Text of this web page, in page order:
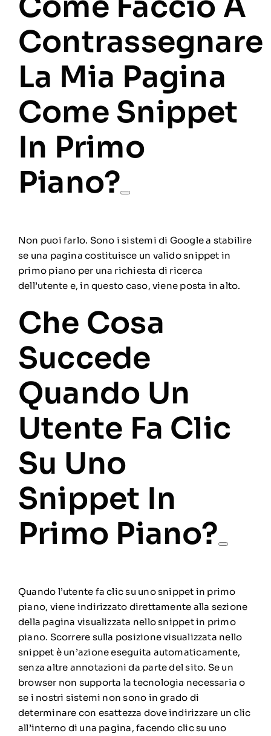
Contrassegnare
La Mia Pagina
Come Snippet
In Primo
Piano?
Non puoi farlo. Sono i sistemi di Google a stabilire
se una pagina costituisce un valido snippet in
primo piano per una richiesta di ricerca
dell’utente e, in questo caso, viene posta in alto.
Che Cosa
Succede
Quando Un
Utente Fa Clic
Su Uno
Snippet In
Primo Piano?
Quando l’utente fa clic su uno snippet in primo
piano, viene indirizzato direttamente alla sezione
della pagina visualizzata nello snippet in primo
piano. Scorrere sulla posizione visualizzata nello
snippet è un’azione eseguita automaticamente,
senza altre annotazioni da parte del sito. Se un
browser non supporta la tecnologia necessaria o
se i nostri sistemi non sono in grado di
determinare con esattezza dove indirizzare un clic
all’interno di una pagina, facendo clic su uno